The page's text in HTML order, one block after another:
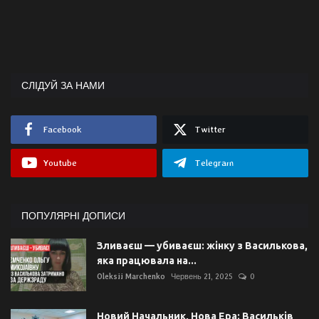
СЛІДУЙ ЗА НАМИ
Facebook Twitter
Youtube Telegram
ПОПУЛЯРНІ ДОПИСИ
Зливаєш — убиваєш: жінку з Василькова,
яка працювала на...
Oleksii Marchenko Червень 21, 2025 0
Новий Начальник, Нова Ера: Васильків